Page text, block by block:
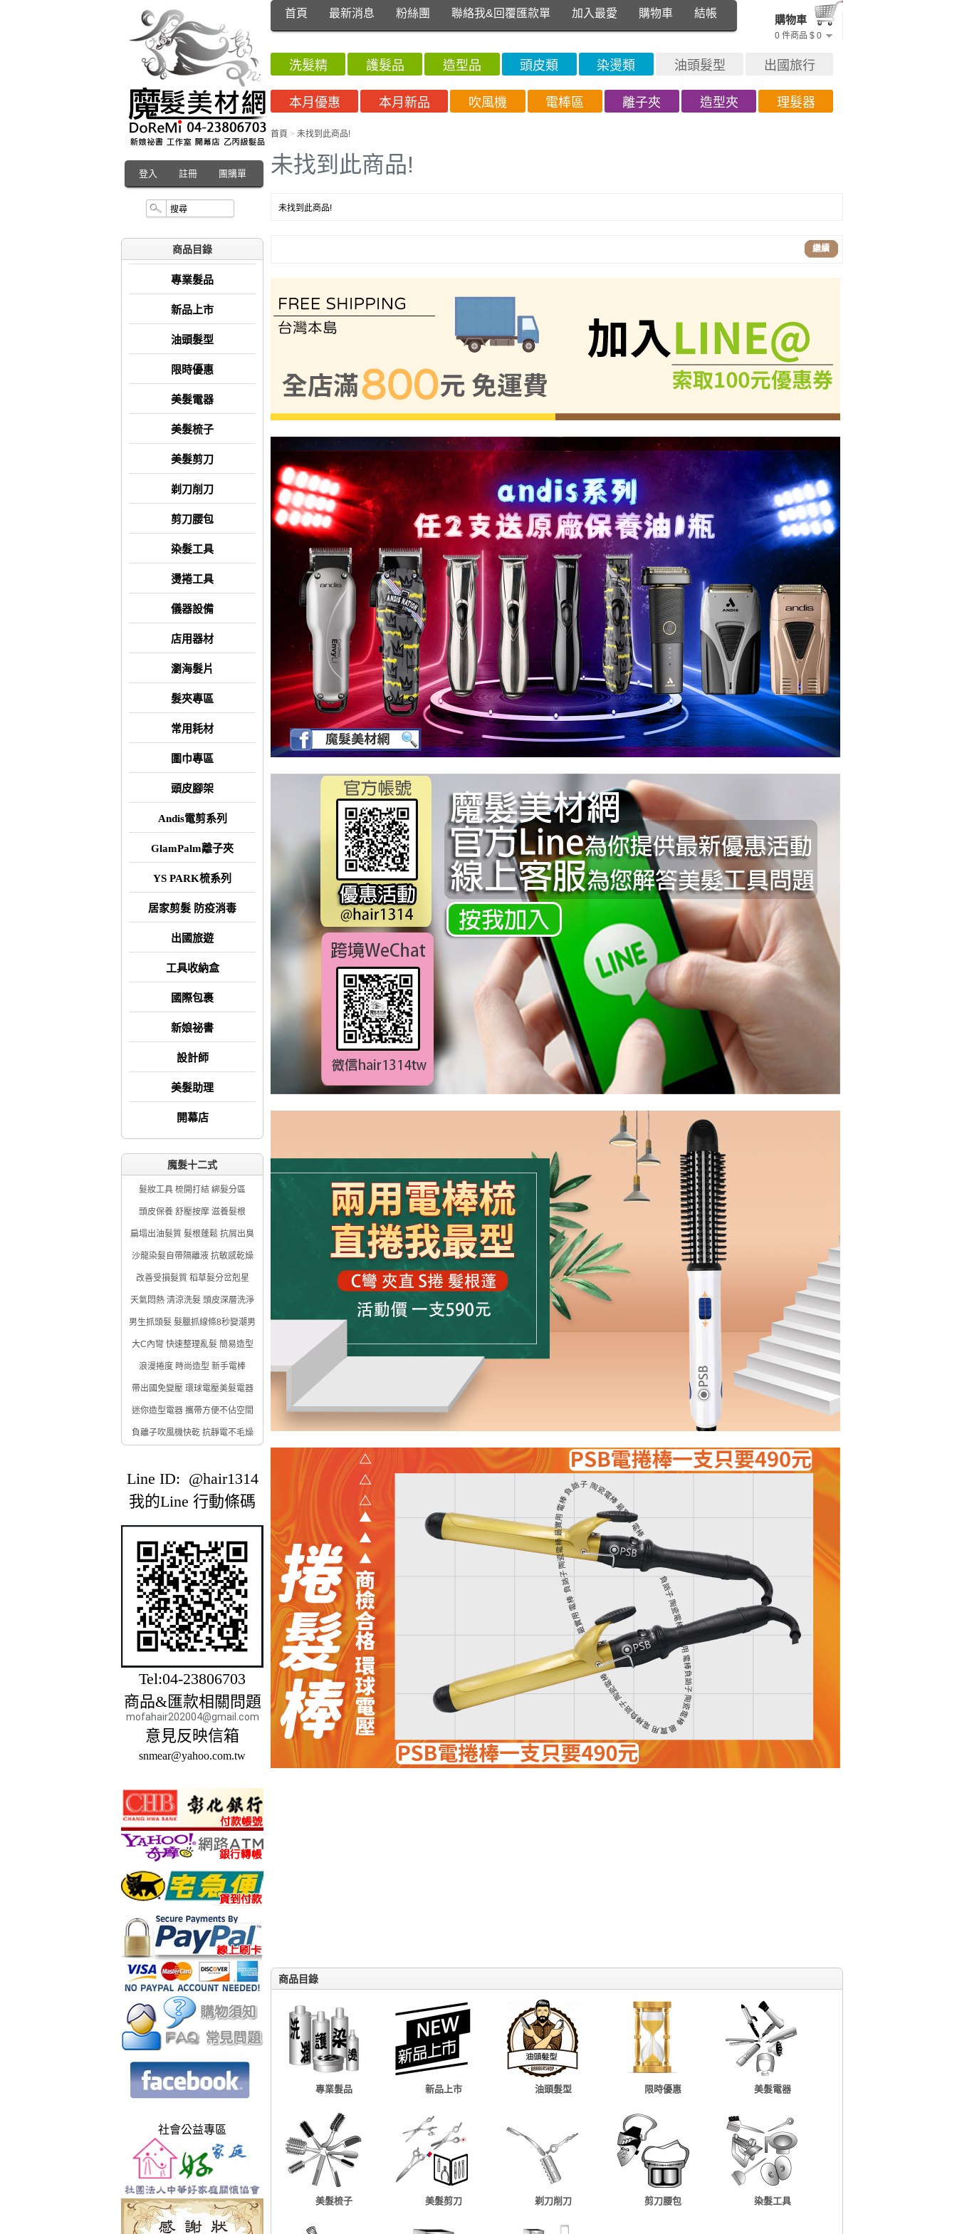
購物車
0 件商品 $ 0
登入 註冊 團購單
首頁 最新消息 粉絲團 聯絡我&回覆匯款單 加入最愛 購物車 結帳
商品目錄
專業髮品
新品上市
油頭髮型
限時優惠
美髮電器
美髮梳子
美髮剪刀
剃刀削刀
剪刀腰包
染髮工具
燙捲工具
儀器設備
店用器材
瀏海髮片
髮夾專區
常用耗材
圍巾專區
頭皮腳架
Andis電剪系列
GlamPalm離子夾
YS PARK梳系列
居家剪髮 防疫消毒
出國旅遊
工具收納盒
國際包裹
新娘祕書
設計師
美髮助理
開幕店
魔髮十二式
髮妝工具 梳開打結 綁髮分區
頭皮保養 舒壓按摩 滋養髮根
扁塌出油髮質 髮根蓬鬆 抗屑出臭
沙龍染髮自帶隔離液 抗敏感乾燥
改善受損髮質 稻草髮分岔剋星
天氣悶熱 清涼洗髮 頭皮深層洗淨
男生抓頭髮 髮臘抓線條8秒變潮男
大C內彎 快速整理亂髮 簡易造型
浪漫捲度 時尚造型 新手電棒
帶出國免變壓 環球電壓美髮電器
迷你造型電器 攜帶方便不佔空間
負離子吹風機快乾 抗靜電不毛燥
Line ID: @hair1314
我的Line 行動條碼
Tel:04-23806703
商品&匯款相關問題
mofahair202004@gmail.com
意見反映信箱
snmear@yahoo.com.tw
社會公益專區
洗髮精 護髮品 造型品 頭皮類 染燙類 油頭髮型
出國旅行
本月優惠
本月新品 吹風機 電棒區 離子夾 造型夾 理髮器
首頁 > 未找到此商品!
未找到此商品!
未找到此商品!
繼續
商品目錄
專業髮品 新品上市 油頭髮型 限時優惠 美髮電器
美髮梳子 美髮剪刀 剃刀削刀 剪刀腰包 染髮工具